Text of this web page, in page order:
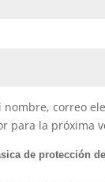
nombre, correo
para la próxima
de protección